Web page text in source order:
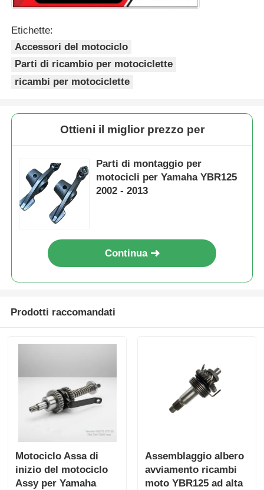
luci per motocicli
Carburatore del motociclo
Imbroglio della moto
Pistoli per motocicli
Tubo di scarico per motocicli
Etichette:
Accessori del motociclo
Parti di ricambio per motociclette
ricambi per motociclette
Ottieni il miglior prezzo per
Parti di montaggio per
motocicli per Yamaha YBR125
2002 - 2013
Continua
Prodotti raccomandati
Motociclo Assa di
inizio del motociclo
Assy per Yamaha
Assemblaggio albero
avviamento ricambi
moto YBR125 ad alta